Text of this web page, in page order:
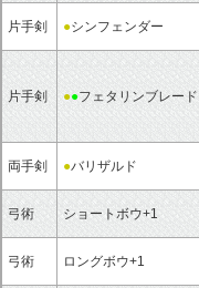
片手剣 ●シンフェンダー
片手剣 ●●フェタリンブレード
両手剣 ●バリザルド
弓術 ショートボウ+1
弓術 ロングボウ+1